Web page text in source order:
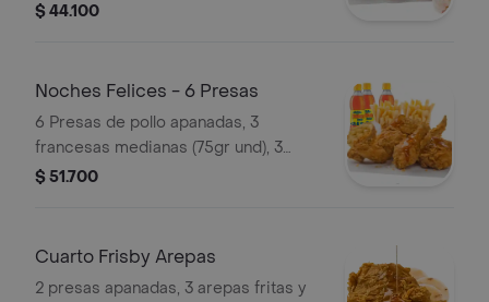
$ 44.100
Noches Felices - 6 Presas
6 Presas de pollo apanadas, 3
francesas medianas (75gr und), 3
bebidas
$ 51.700
Cuarto Frisby Arepas
2 presas apanadas, 3 arepas fritas y